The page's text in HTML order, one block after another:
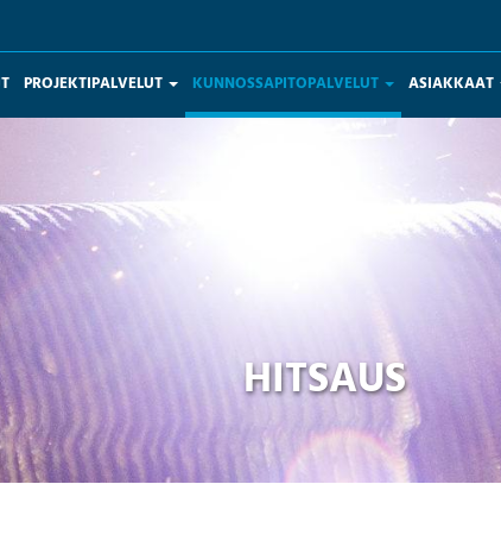
PROJEKTIPALVELUT KUNNOSSAPITOPALVELUT ASIAKKAAT
HITSAUS